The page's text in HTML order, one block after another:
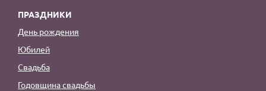
ПРАЗДНИКИ
День рождения
Юбилей
Свадьба
Годовщина свадьбы